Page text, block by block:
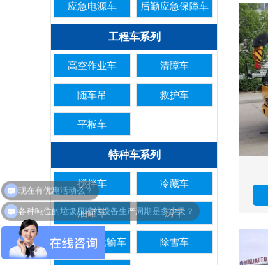
应急电源车 后勤应急保障车
工程车系列
高空作业车 清障车
随车吊 救护车
平板车
特种车系列
搅拌车 冷藏车
油罐车 房车
散装饲料运输车 除雪车
各种吨位的垃圾压缩站设备生产周期是多少天？